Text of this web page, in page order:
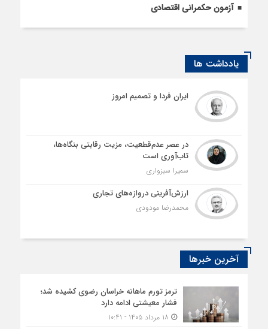
آزمون حکمرانی اقتصادی
یادداشت ها
ایران فردا و تصمیم امروز
در عصر عدم‌قطعیت، مزیت رقابتی بنگاه‌ها،
تاب‌آوری است
سمیرا سبزواری
ارزش‌آفرینی دروازه‌های تجاری
محمدرضا مودودی
آخرین خبرها
ترمز تورم ماهانه خراسان رضوی کشیده شد؛
فشار معیشتی ادامه دارد